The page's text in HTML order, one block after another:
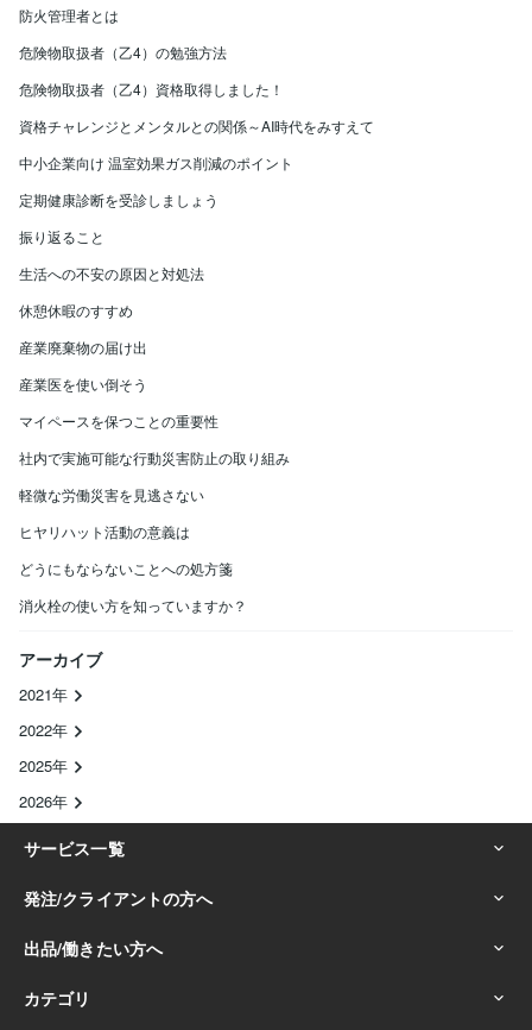
防火管理者とは
危険物取扱者（乙4）の勉強方法
危険物取扱者（乙4）資格取得しました！
資格チャレンジとメンタルとの関係～AI時代をみすえて
中小企業向け 温室効果ガス削減のポイント
定期健康診断を受診しましょう
振り返ること
生活への不安の原因と対処法
休憩休暇のすすめ
産業廃棄物の届け出
産業医を使い倒そう
マイペースを保つことの重要性
社内で実施可能な行動災害防止の取り組み
軽微な労働災害を見逃さない
ヒヤリハット活動の意義は
どうにもならないことへの処方箋
消火栓の使い方を知っていますか？
アーカイブ
2021年
2022年
2025年
2026年